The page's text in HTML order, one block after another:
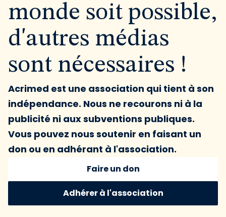
monde soit possible,
d'autres médias
sont nécessaires !
Acrimed est une association qui tient à son
indépendance. Nous ne recourons ni à la
publicité ni aux subventions publiques.
Vous pouvez nous soutenir en faisant un
don ou en adhérant à l'association.
Faire un don
Adhérer à l'association